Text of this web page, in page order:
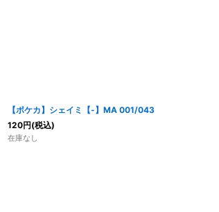
【ポケカ】シェイミ【-】MA 001/043
120円(税込)
在庫なし